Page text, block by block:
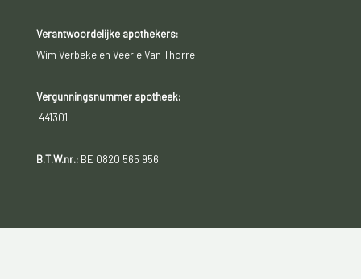
Verantwoordelijke apothekers:
Wim Verbeke en Veerle Van Thorre
Vergunningsnummer apotheek:
441301
B.T.W.nr.:BE 0820 565 956